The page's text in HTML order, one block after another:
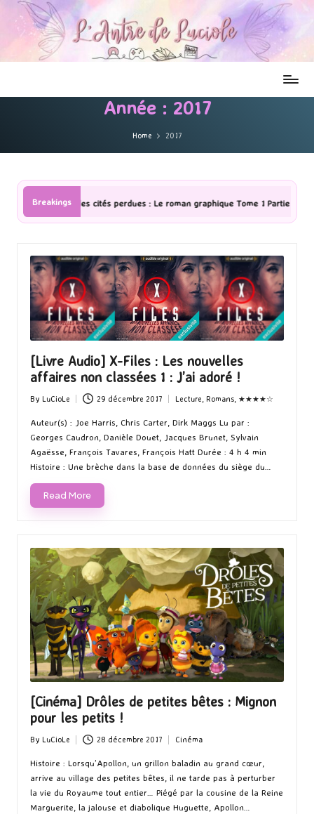
Année : 2017
Home 2017
Breakings
: Le roman graphique Tome 1 Partie 2 [Série TV] The Madison :
[Livre Audio] X-Files : Les nouvelles
affaires non classées 1 : J’ai adoré !
Posted
by
By LuCioLe 29 décembre 2017
Posted
in
Lecture, Romans, ★★★★☆
Auteur(s) : Joe Harris, Chris Carter, Dirk Maggs Lu par :
Georges Caudron, Danièle Douet, Jacques Brunet, Sylvain
Agaësse, François Tavares, François Hatt Durée : 4 h 4 min
Histoire : Une brèche dans la base de données du siège du…
Read More
[Cinéma] Drôles de petites bêtes : Mignon
pour les petits !
Posted
by
By LuCioLe 28 décembre 2017
in
Cinéma
Histoire : Lorsqu’Apollon, un grillon baladin au grand cœur,
arrive au village des petites bêtes, il ne tarde pas à perturber
la vie du Royaume tout entier… Piégé par la cousine de la Reine
Marguerite, la jalouse et diabolique Huguette, Apollon…